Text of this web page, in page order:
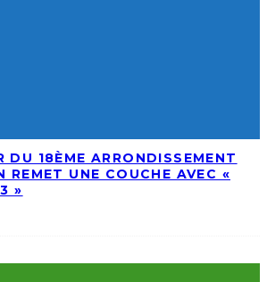
DU 18ÈME ARRONDISSEMENT
REMET UNE COUCHE AVEC «
»